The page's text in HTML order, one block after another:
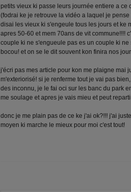
petits vieux ki passe leurs journée entiere a ce
(fodrai ke je retrouve la vidéo a laquel je
disai les vieux ki s'engeule tous les jours et ke
apres 50-60 et mem 70ans de vit commune!!!!
couple ki ne s'engueule pas es un couple ki ne
bocou! et on se le dit souvent kon finira nos
j'écri pas mes article pour kon me plaigne mai
m'exteriorisé! si je renferme tout je vai pas
des inconnu, je le fai oci sur les banc du park
me soulage et apres je vais mieu et peut
donc je me plain pas de ce ke j'ai ok?!!! j'ai
moyen ki marche le mieux pour moi c'est tout!